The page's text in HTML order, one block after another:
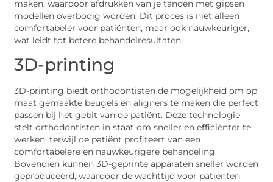
maken, waardoor afdrukken van je tanden met gipsen
modellen overbodig worden. Dit proces is niet alleen
comfortabeler voor patiënten, maar ook nauwkeuriger,
wat leidt tot betere behandelresultaten.
3D-printing
3D-printing biedt orthodontisten de mogelijkheid om op
maat gemaakte beugels en aligners te maken die perfect
passen bij het gebit van de patiënt. Deze technologie
stelt orthodontisten in staat om sneller en efficiënter te
werken, terwijl de patiënt profiteert van een
comfortabelere en nauwkeurigere behandeling.
Bovendien kunnen 3D-geprinte apparaten sneller worden
geproduceerd, waardoor de wachttijd voor patiënten